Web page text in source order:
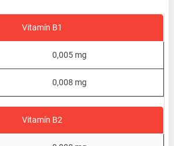
Vitamín B1
0,005 mg
0,008 mg
Vitamín B2